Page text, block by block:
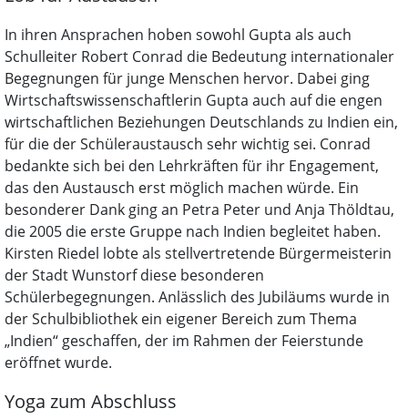
In ihren Ansprachen hoben sowohl Gupta als auch
Schulleiter Robert Conrad die Bedeutung internationaler
Begegnungen für junge Menschen hervor. Dabei ging
Wirtschaftswissenschaftlerin Gupta auch auf die engen
wirtschaftlichen Beziehungen Deutschlands zu Indien ein,
für die der Schüleraustausch sehr wichtig sei. Conrad
bedankte sich bei den Lehrkräften für ihr Engagement,
das den Austausch erst möglich machen würde. Ein
besonderer Dank ging an Petra Peter und Anja Thöldtau,
die 2005 die erste Gruppe nach Indien begleitet haben.
Kirsten Riedel lobte als stellvertretende Bürgermeisterin
der Stadt Wunstorf diese besonderen
Schülerbegegnungen. Anlässlich des Jubiläums wurde in
der Schulbibliothek ein eigener Bereich zum Thema
„Indien“ geschaffen, der im Rahmen der Feierstunde
eröffnet wurde.
Yoga zum Abschluss